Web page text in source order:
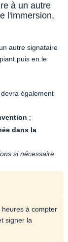
à un autre
l'immersion,
autre signataire
puis en le
également
;
dans la
si nécessaire.
à compter
signer la